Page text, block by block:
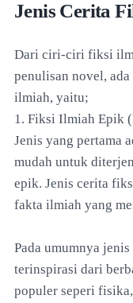
Jenis Cerita
Dari ciri-ciri fiksi
penulisan novel,
ilmiah, yaitu;
1. Fiksi Ilmiah Epik
Jenis yang pertama
mudah untuk
epik. Jenis cerita
fakta ilmiah yang
Pada umumnya
terinspirasi dari
populer seperi